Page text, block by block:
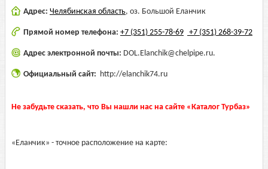
Адрес: Челябинская область, оз. Большой Еланчик
Прямой номер телефона: +7 (351) 255-78-69 +7 (351) 268-39-72
Адрес электронной почты: DOL.Elanchik@chelpipe.ru.
Официальный сайт: http://elanchik74.ru
Не забудьте сказать, что Вы нашли нас на сайте «Каталог Турбаз»
«Еланчик» - точное расположение на карте: